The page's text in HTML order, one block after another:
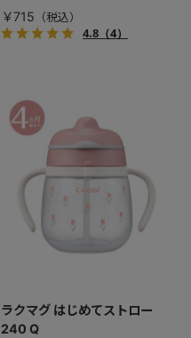
ペアパーツ。
￥715
4.8（4）
ラクマグ はじめてストロー
240 Q